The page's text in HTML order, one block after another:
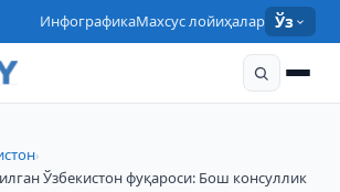
ИнфографикаМахсус лойиҳалар Ўз
›
Ўзбекистон фуқароси: Бош консуллик